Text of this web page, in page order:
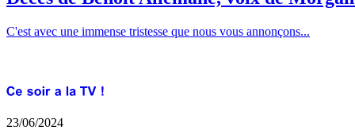
C'est avec une immense tristesse que nous vous annonçons...
23/06/2024